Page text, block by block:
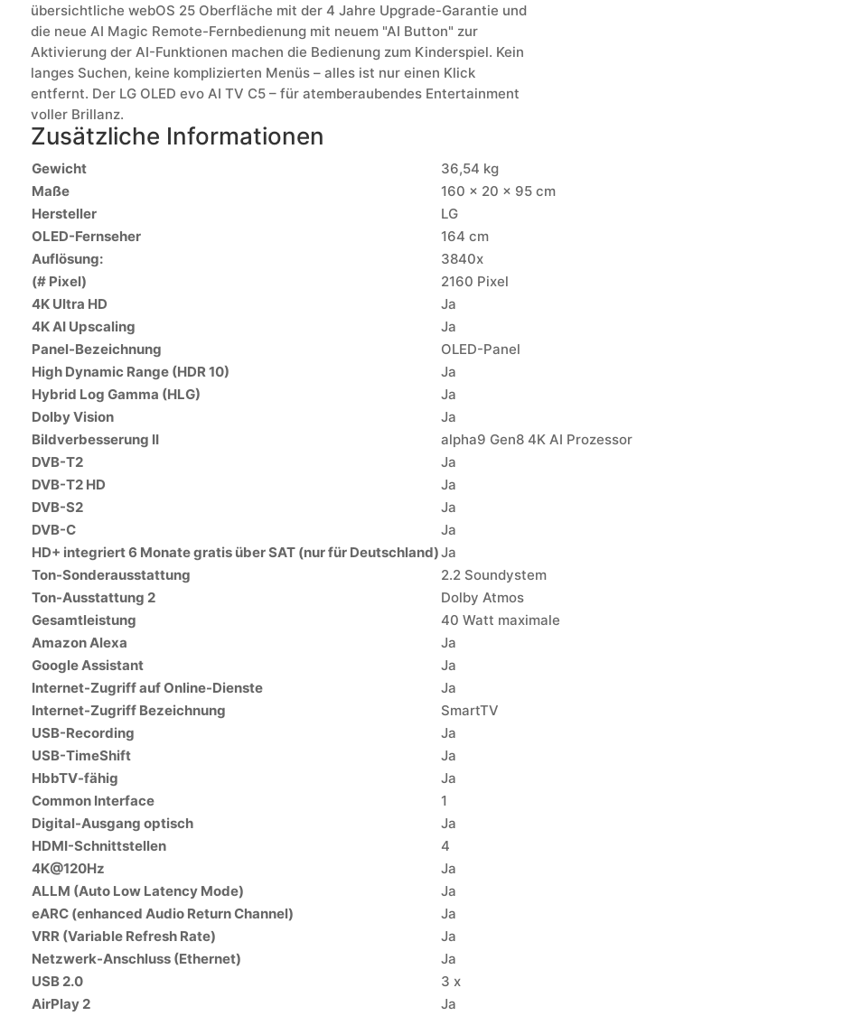
übersichtliche webOS 25 Oberfläche mit der 4 Jahre Upgrade-Garantie und
die neue AI Magic Remote-Fernbedienung mit neuem "AI Button" zur
Aktivierung der AI-Funktionen machen die Bedienung zum Kinderspiel. Kein
langes Suchen, keine komplizierten Menüs – alles ist nur einen Klick
entfernt. Der LG OLED evo AI TV C5 – für atemberaubendes Entertainment
voller Brillanz.
Zusätzliche Informationen
Gewicht
36,54 kg
Maße
160 × 20 × 95 cm
Hersteller
LG
OLED-Fernseher
164 cm
Auflösung:
3840x
(# Pixel)
2160 Pixel
4K Ultra HD
Ja
4K AI Upscaling
Ja
Panel-Bezeichnung
OLED-Panel
High Dynamic Range (HDR 10)
Ja
Hybrid Log Gamma (HLG)
Ja
Dolby Vision
Ja
Bildverbesserung II
alpha9 Gen8 4K AI Prozessor
DVB-T2
Ja
DVB-T2 HD
Ja
DVB-S2
Ja
DVB-C
Ja
HD+ integriert 6 Monate gratis über SAT (nur für Deutschland)Ja
Ton-Sonderausstattung
2.2 Soundystem
Ton-Ausstattung 2
Dolby Atmos
Gesamtleistung
40 Watt maximale
Amazon Alexa
Ja
Google Assistant
Ja
Internet-Zugriff auf Online-Dienste
Ja
Internet-Zugriff Bezeichnung
SmartTV
USB-Recording
Ja
USB-TimeShift
Ja
HbbTV-fähig
Ja
Common Interface
1
Digital-Ausgang optisch
Ja
HDMI-Schnittstellen
4
4K@120Hz
Ja
ALLM (Auto Low Latency Mode)
Ja
eARC (enhanced Audio Return Channel)
Ja
VRR (Variable Refresh Rate)
Ja
Netzwerk-Anschluss (Ethernet)
Ja
USB 2.0
3 x
AirPlay 2
Ja